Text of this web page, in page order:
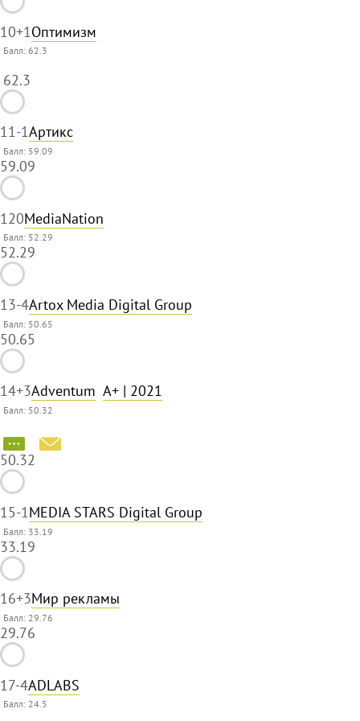
10+1Оптимизм
Балл:62.3
62.3
11-1Артикс
Балл: 59.09
59.09
120MediaNation
Балл: 52.29
52.29
13-4Artox Media Digital Group
Балл: 50.65
50.65
14+3Adventum A+ | 2021
Балл: 50.32
50.32
15-1MEDIA STARS Digital Group
Балл: 33.19
33.19
16+3Мир рекламы
Балл: 29.76
29.76
17-4ADLABS
Балл: 24.5